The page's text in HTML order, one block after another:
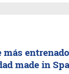
más
made in